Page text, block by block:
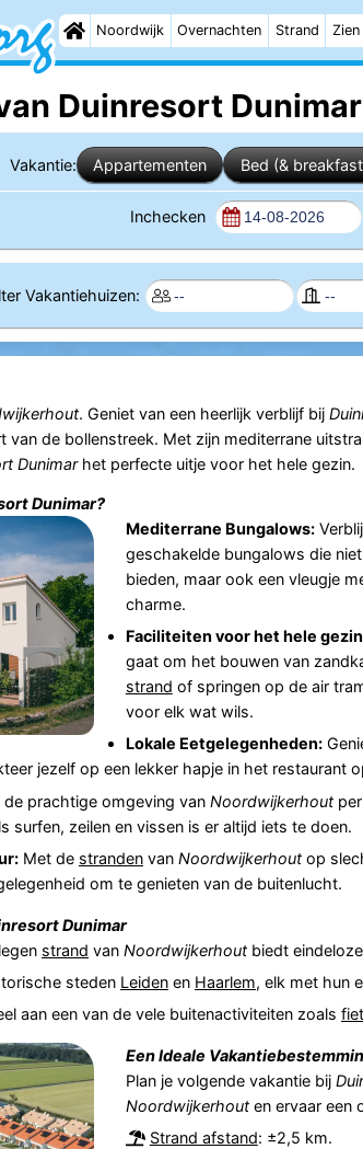
Noordwijk Overnachten Strand
Duinresort Dunimar
Vakantie: Appartementen Bed (&
Inchecken
Vakantiehuizen:
. Geniet van een heerlijk verblijf bij
van de bollenstreek. Met zijn mediterrane
Dunimarhet perfecte uitje voor het hele gezin.
Dunimar?
Mediterrane Bungalows:
geschakelde bungalows die
bieden, maar ook een vleugje
charme.
Faciliteiten voor het hele
gaat om het bouwen van
strand of springen op de air
voor elk wat wils.
Lokale Eetgelegenheden:
jezelf op een lekker hapje in het restaurant
prachtige omgeving van Noordwijkerhoutper
surfen, zeilen en vissen is er altijd iets te doen.
Met de strandenvan Noordwijkerhoutop
om te genieten van de buitenlucht.
Dunimar
strand van Noordwijkerhoutbiedt
steden Leidenen Haarlem, elk met hun
aan een van de vele buitenactiviteiten zoals
Een Ideale
Plan je volgende vakantie bij
Noordwijkerhouten ervaar een
Strand afstand: ±2,5 km.